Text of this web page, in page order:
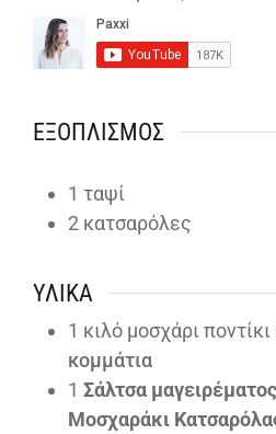
ΕΞΟΠΛΙΣΜΌΣ
1 ταψί
2 κατσαρόλες
ΥΛΙΚΆ
1 κιλό μοσχάρι ποντίκι
κομμάτια
1 Σάλτσα μαγειρέματος
Μοσχαράκι